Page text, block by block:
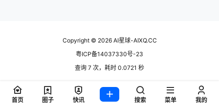
Copyright © 2026AI星球-AIXQ.CC
粤ICP备14037330号-23
查询 7 次，耗时 0.0721 秒
首页 圈子 快讯 搜索 菜单 我的